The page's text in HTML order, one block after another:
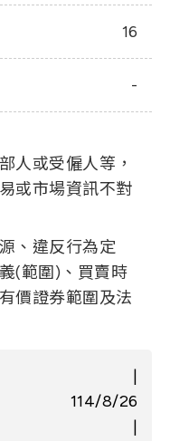
16
-
人或受僱人等，
或市場資訊不對
、違反行為定
(範圍)、買賣時
價證券範圍及法
|
114/8/26
|